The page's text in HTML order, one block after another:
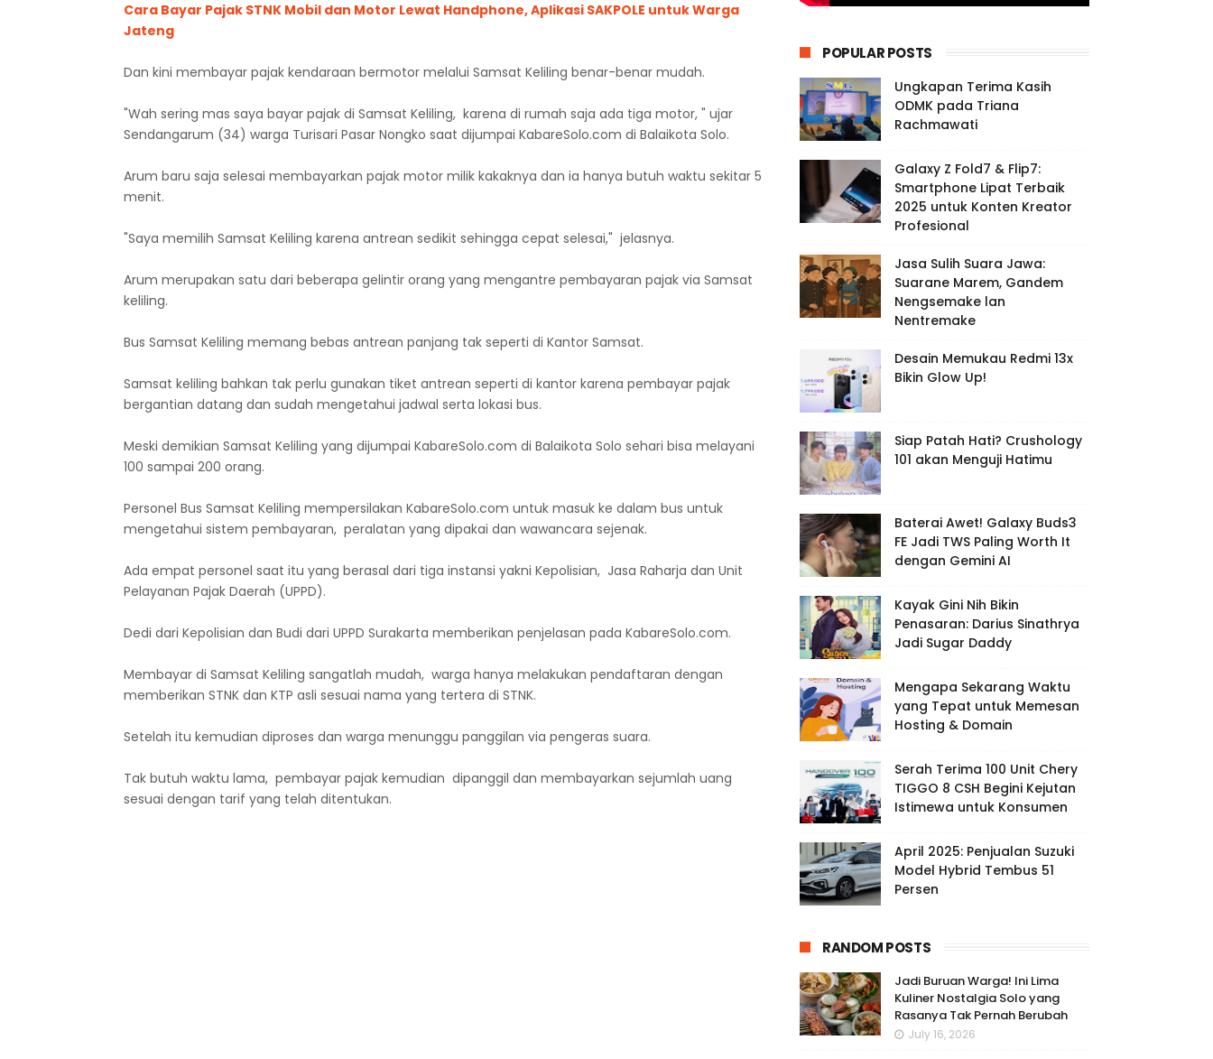
Cara Bayar Pajak STNK Mobil dan Motor Lewat Handphone, Aplikasi SAKPOLE untuk Warga
Jateng
Dan kini membayar pajak kendaraan bermotor melalui Samsat Keliling benar-benar mudah.
"Wah sering mas saya bayar pajak di Samsat Keliling, karena di rumah saja ada tiga motor, " ujar
Sendangarum (34) warga Turisari Pasar Nongko saat dijumpai KabareSolo.com di Balaikota Solo.
Arum baru saja selesai membayarkan pajak motor milik kakaknya dan ia hanya butuh waktu sekitar 5
menit.
"Saya memilih Samsat Keliling karena antrean sedikit sehingga cepat selesai," jelasnya.
Arum merupakan satu dari beberapa gelintir orang yang mengantre pembayaran pajak via Samsat
keliling.
Bus Samsat Keliling memang bebas antrean panjang tak seperti di Kantor Samsat.
Samsat keliling bahkan tak perlu gunakan tiket antrean seperti di kantor karena pembayar pajak
bergantian datang dan sudah mengetahui jadwal serta lokasi bus.
Meski demikian Samsat Keliling yang dijumpai KabareSolo.com di Balaikota Solo sehari bisa melayani
100 sampai 200 orang.
Personel Bus Samsat Keliling mempersilakan KabareSolo.com untuk masuk ke dalam bus untuk
mengetahui sistem pembayaran, peralatan yang dipakai dan wawancara sejenak.
Ada empat personel saat itu yang berasal dari tiga instansi yakni Kepolisian, Jasa Raharja dan Unit
Pelayanan Pajak Daerah (UPPD).
Dedi dari Kepolisian dan Budi dari UPPD Surakarta memberikan penjelasan pada KabareSolo.com.
Membayar di Samsat Keliling sangatlah mudah, warga hanya melakukan pendaftaran dengan
memberikan STNK dan KTP asli sesuai nama yang tertera di STNK.
Setelah itu kemudian diproses dan warga menunggu panggilan via pengeras suara.
Tak butuh waktu lama, pembayar pajak kemudian dipanggil dan membayarkan sejumlah uang
sesuai dengan tarif yang telah ditentukan.
POPULAR POSTS
Ungkapan Terima Kasih
ODMK pada Triana
Rachmawati
Galaxy Z Fold7 & Flip7:
Smartphone Lipat Terbaik
2025 untuk Konten Kreator
Profesional
Jasa Sulih Suara Jawa:
Suarane Marem, Gandem
Nengsemake lan
Nentremake
Desain Memukau Redmi 13x
Bikin Glow Up!
Siap Patah Hati? Crushology
101 akan Menguji Hatimu
Baterai Awet! Galaxy Buds3
FE Jadi TWS Paling Worth It
dengan Gemini AI
Kayak Gini Nih Bikin
Penasaran: Darius Sinathrya
Jadi Sugar Daddy
Mengapa Sekarang Waktu
yang Tepat untuk Memesan
Hosting & Domain
Serah Terima 100 Unit Chery
TIGGO 8 CSH Begini Kejutan
Istimewa untuk Konsumen
April 2025: Penjualan Suzuki
Model Hybrid Tembus 51
Persen
RANDOM POSTS
Jadi Buruan Warga! Ini Lima
Kuliner Nostalgia Solo yang
Rasanya Tak Pernah Berubah
July 16, 2026